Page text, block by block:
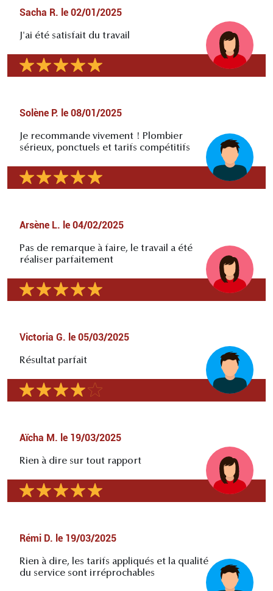
Sacha R. le 02/01/2025
J'ai été satisfait du travail
Solène P. le 08/01/2025
Je recommande vivement ! Plombier
sérieux, ponctuels et tarifs compétitifs
Arsène L. le 04/02/2025
Pas de remarque à faire, le travail a été
réaliser parfaitement
Victoria G. le 05/03/2025
Résultat parfait
Aïcha M. le 19/03/2025
Rien à dire sur tout rapport
Rémi D. le 19/03/2025
Rien à dire, les tarifs appliqués et la qualité
du service sont irréprochables